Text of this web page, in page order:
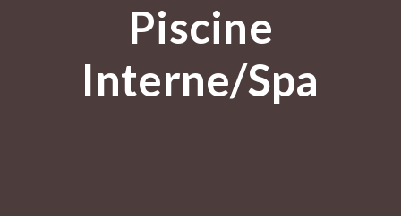
Piscine
Interne/spa